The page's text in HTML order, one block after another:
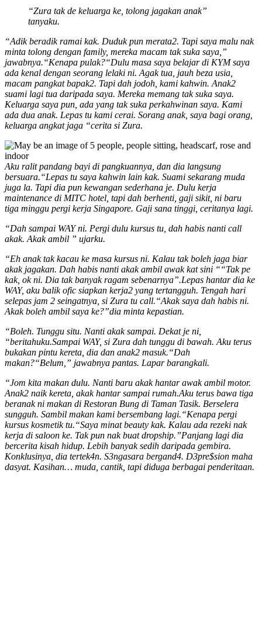
“Zura tak de keluarga ke, tolong jagakan anak”
tanyaku.
“Adik beradik ramai kak. Duduk pun merata2. Tapi saya malu nak
minta tolong dengan family, mereka macam tak suka saya,”
jawabnya.“Kenapa pulak?“Dulu masa saya belajar di KYM saya
ada kenal dengan seorang lelaki ni. Agak tua, jauh beza usia,
macam pangkat bapak2. Tapi dah jodoh, kami kahwin. Anak2
suami lagi tua daripada saya. Mereka memang tak suka saya.
Keluarga saya pun, ada yang tak suka perkahwinan saya. Kami
ada dua anak. Lepas tu kami cerai. Sorang anak, saya bagi orang,
keluarga angkat jaga “cerita si Zura.
Aku ralit pandang bayi di pangkuannya, dan dia langsung
bersuara.“Lepas tu saya kahwin lain kak. Suami sekarang muda
juga la. Tapi dia pun kewangan sederhana je. Dulu kerja
maintenance di MITC hotel, tapi dah berhenti, gaji sikit, ni baru
tiga minggu pergi kerja Singapore. Gaji sana tinggi, ceritanya lagi.
“Dah sampai WAY ni. Pergi dulu kursus tu, dah habis nanti call
akak. Akak ambil ” ujarku.
“Eh anak tak kacau ke masa kursus ni. Kalau tak boleh jaga biar
akak jagakan. Dah habis nanti akak ambil awak kat sini ““Tak pe
kak, ok ni. Dia tak banyak ragam sebenarnya”.Lepas hantar dia ke
WAY, aku balik ofic siapkan kerja2 yang tertangguh. Tengah hari
selepas jam 2 seingatnya, si Zura tu call.“Akak saya dah habis ni.
Akak boleh ambil saya ke?”dia minta kepastian.
“Boleh. Tunggu situ. Nanti akak sampai. Dekat je ni,
“beritahuku.Sampai WAY, si Zura dah tunggu di bawah. Aku terus
bukakan pintu kereta, dia dan anak2 masuk.“Dah
makan?“Belum,” jawabnya pantas. Lapar barangkali.
“Jom kita makan dulu. Nanti baru akak hantar awak ambil motor.
Anak2 naik kereta, akak hantar sampai rumah.Aku terus bawa tiga
beranak ni makan di Restoran Bung di Taman Tasik. Berselera
sungguh. Sambil makan kami bersembang lagi.“Kenapa pergi
kursus kosmetik tu.“Saya minat beauty kak. Kalau ada rezeki nak
kerja di saloon ke. Tak pun nak buat dropship.”Panjang lagi dia
bercerita kisah hidup. Lebih banyak sedih daripada gembira.
Konklusinya, dia tertek4n. S3ngasara bergand4. D3pre$sion maha
dasyat. Kasihan… muda, cantik, tapi diduga berbagai penderitaan.